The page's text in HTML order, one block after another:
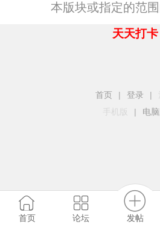
本版块或指定的范
天天打卡
首页 | 登录 |
手机版
| 电
首页 论坛 发帖